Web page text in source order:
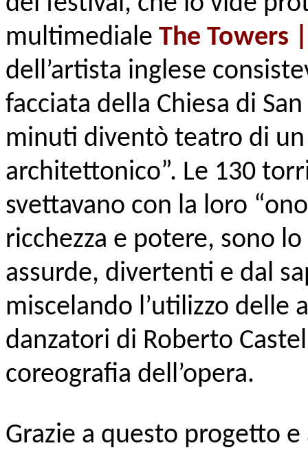
multimediale The Towers
dell’artista inglese
facciata della Chiesa di
minuti diventò teatro di
architettonico”. Le 130
svettavano con la loro
ricchezza e potere, sono
assurde, divertenti e dal
miscelando l’utilizzo delle
danzatori di Roberto
coreografia dell’opera.
Grazie a questo progetto